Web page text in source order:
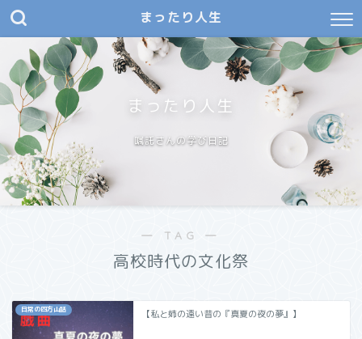
まったり人生
まったり人生
嘱託さんの学び日記
― TAG ―
高校時代の文化祭
日常の四方山話 【私と姉の遠い昔の『真夏の夜の夢』】